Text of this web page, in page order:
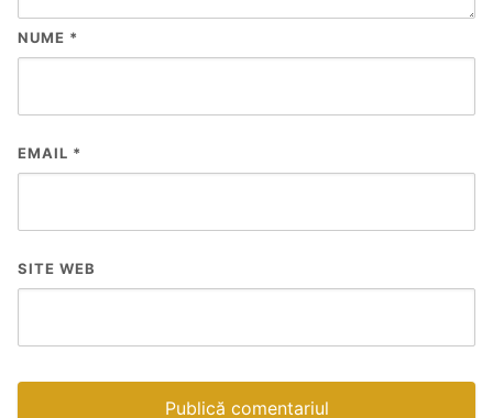
NUME *
EMAIL *
SITE WEB